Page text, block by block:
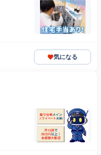
気になる